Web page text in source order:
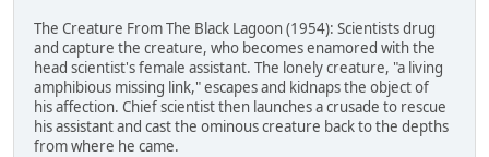
The Creature From The Black Lagoon (1954): Scientists drug
and capture the creature, who becomes enamored with the
head scientist's female assistant. The lonely creature, "a living
amphibious missing link," escapes and kidnaps the object of
his affection. Chief scientist then launches a crusade to rescue
his assistant and cast the ominous creature back to the depths
from where he came.